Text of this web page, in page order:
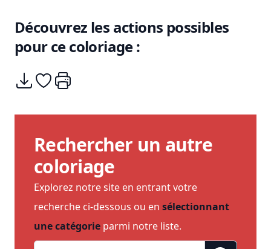
Découvrez les actions possibles
pour ce coloriage :
Télécharger
Ajouter à mes coups de coeurs
Imprimer
Rechercher un autre
coloriage
Explorez notre site en entrant votre
recherche ci-dessous ou en sélectionnant
une catégorie parmi notre liste.